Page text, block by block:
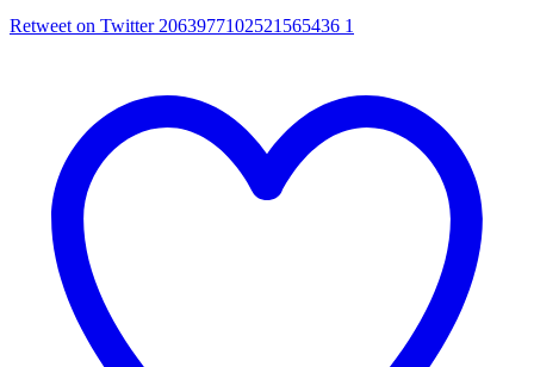
Retweet on Twitter 2063977102521565436 1